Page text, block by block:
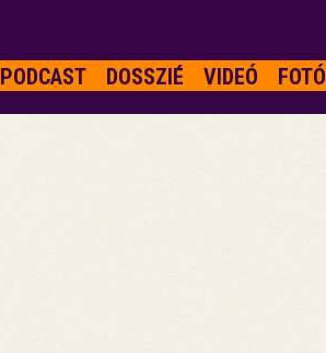
PODCAST DOSSZIÉ VIDEÓ FOTÓ